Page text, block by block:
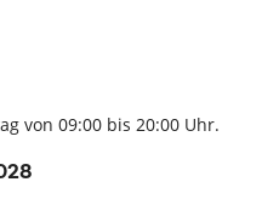
von 09:00 bis 20:00 Uhr.